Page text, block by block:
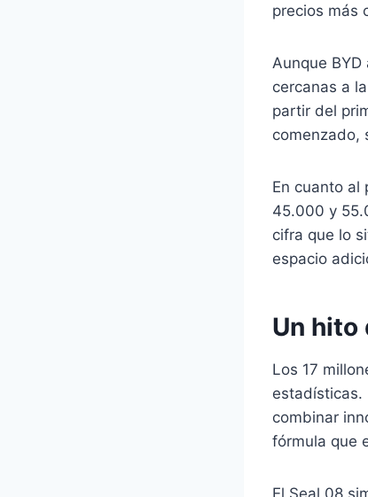
precios más
Aunque
cercanas a
partir del
comenzado,
En cuanto al
45.000 y
cifra que lo
espacio
Un hito
Los 17
estadísticas.
combinar
fórmula que
El Seal 08